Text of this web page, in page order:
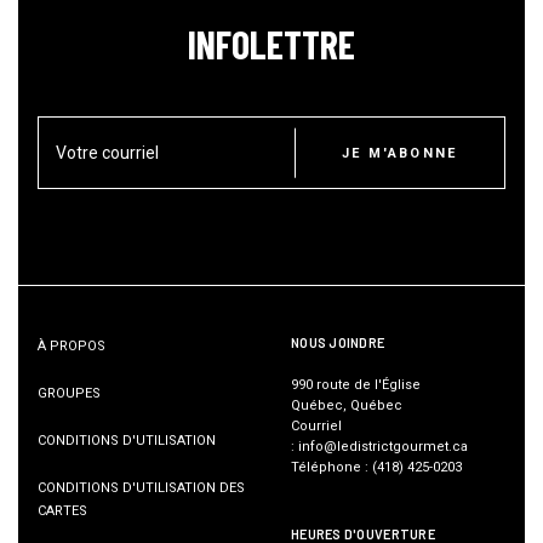
INFOLETTRE
Votre courriel JE M'ABONNE
À PROPOS
GROUPES
CONDITIONS D'UTILISATION
CONDITIONS D'UTILISATION DES
CARTES
NOUS JOINDRE
990 route de l'Église
Québec, Québec
Courriel
: info@ledistrictgourmet.ca
Téléphone : (418) 425-0203
HEURES D'OUVERTURE